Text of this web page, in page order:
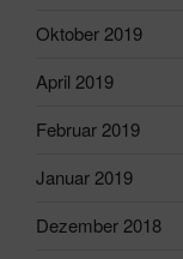
Oktober 2019
April 2019
Februar 2019
Januar 2019
Dezember 2018